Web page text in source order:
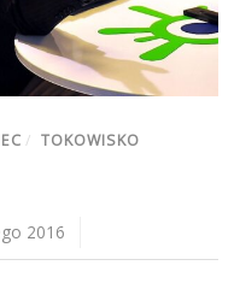
/ TOKOWISKO
2016